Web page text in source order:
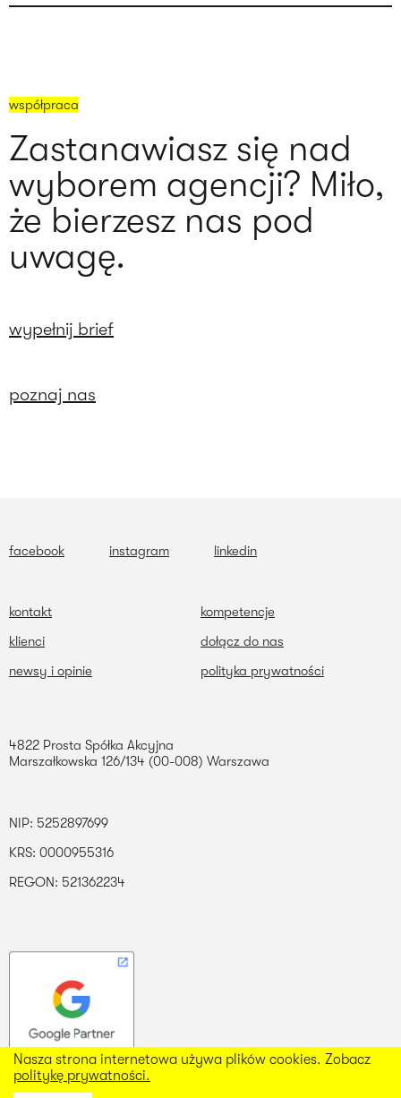
Nasza strona internetowa używa plików cookies. Zobacz
politykę prywatności.
Nasza strona internetowa używa plików cookies. Zobacz
politykę prywatności.
współpraca
Zastanawiasz się nad
wyborem agencji? Miło,
że bierzesz nas pod
uwagę.
wypełnij brief
poznaj nas
facebook instagram linkedin
kontakt
kompetencje
klienci
dołącz do nas
newsy i opinie
polityka prywatności
4822 Prosta Spółka Akcyjna
Marszałkowska 126/134 (00-008) Warszawa
NIP: 5252897699
KRS: 0000955316
REGON: 521362234